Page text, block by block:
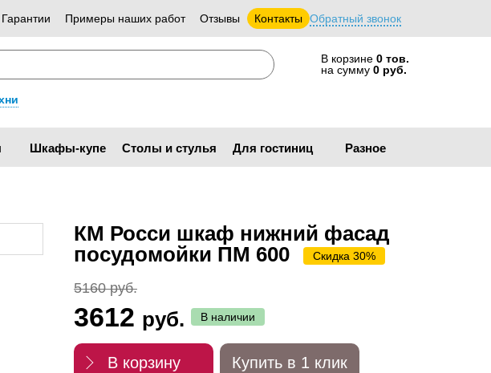
Гарантии Примеры наших работ Отзывы Контакты Обратный звонок
В корзине 0 тов.
на сумму 0 руб.
Шкафы-купе Столы и стулья Для гостиниц Разное
КМ Росси шкаф нижний фасад
посудомойки ПМ 600
Скидка 30%
5160 руб.
3612 руб. В наличии
В корзину Купить в 1 клик